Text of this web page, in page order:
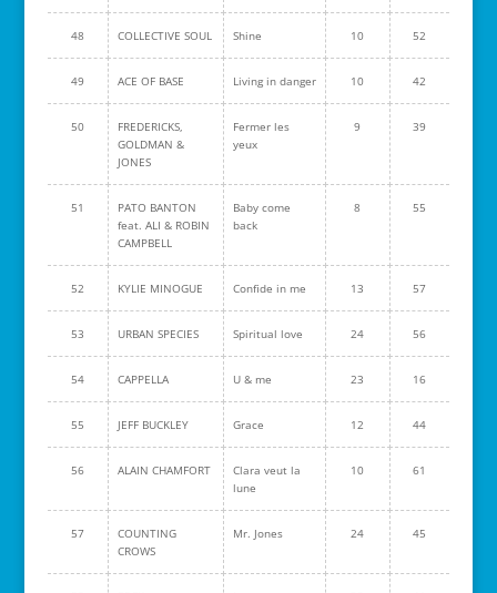
48 COLLECTIVE SOUL Shine 10 52
49 ACE OF BASE Living in danger 10 42
50
FREDERICKS,
GOLDMAN &
JONES
Fermer les
yeux
9 39
51
PATO BANTON
feat. ALI & ROBIN
CAMPBELL
Baby come
back
8 55
52 KYLIE MINOGUE Confide in me 13 57
53 URBAN SPECIES Spiritual love 24 56
54 CAPPELLA U & me 23 16
55 JEFF BUCKLEY Grace 12 44
56 ALAIN CHAMFORT
Clara veut la
lune
10 61
57
COUNTING
CROWS
Mr. Jones 24 45